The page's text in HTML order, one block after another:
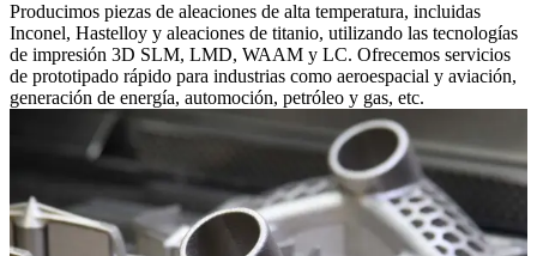
Producimos piezas de aleaciones de alta temperatura, incluidas
Inconel, Hastelloy y aleaciones de titanio, utilizando las tecnologías
de impresión 3D SLM, LMD, WAAM y LC. Ofrecemos servicios
de prototipado rápido para industrias como aeroespacial y aviación,
generación de energía, automoción, petróleo y gas, etc.